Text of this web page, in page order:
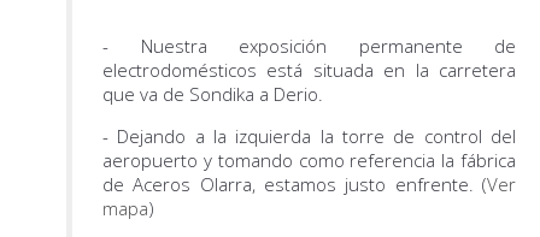
- Nuestra exposición permanente de
electrodomésticos está situada en la carretera
que va de Sondika a Derio.
- Dejando a la izquierda la torre de control del
aeropuerto y tomando como referencia la fábrica
de Aceros Olarra, estamos justo enfrente. (Ver
mapa)